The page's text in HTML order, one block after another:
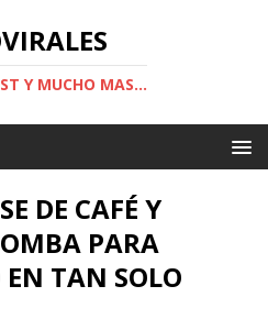
Y MUCHO MAS...
DE CAFÉ Y
PARA
EN TAN SOLO